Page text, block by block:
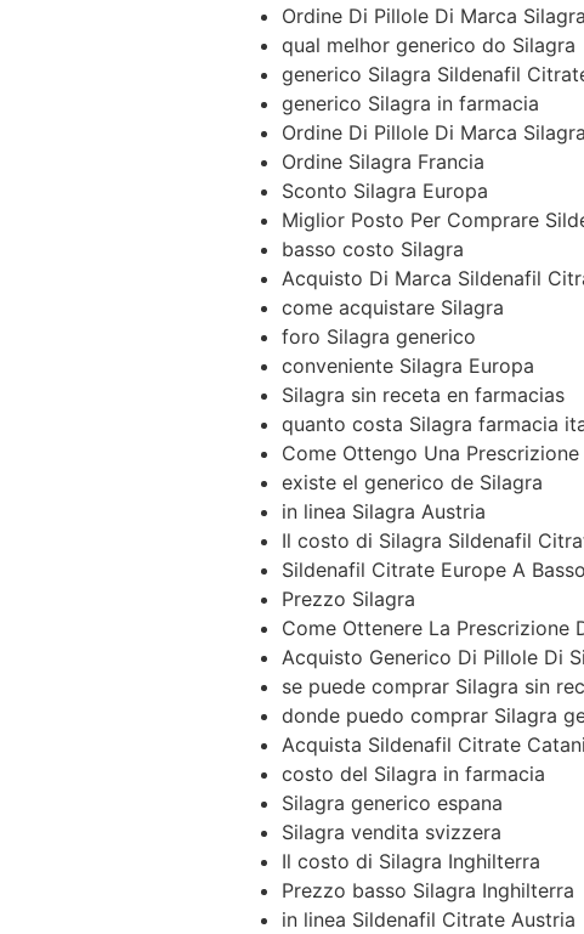
Ordine Di Pillole Di Marca Silagra
qual melhor generico do Silagra
generico Silagra Sildenafil
generico Silagra in farmacia
Ordine Di Pillole Di Marca Silagra
Ordine Silagra Francia
Sconto Silagra Europa
Miglior Posto Per Comprare
basso costo Silagra
Acquisto Di Marca Sildenafil
come acquistare Silagra
foro Silagra generico
conveniente Silagra Europa
Silagra sin receta en farmacias
quanto costa Silagra farmacia
Come Ottengo Una
existe el generico de Silagra
in linea Silagra Austria
Il costo di Silagra Sildenafil
Sildenafil Citrate Europe A
Prezzo Silagra
Come Ottenere La Prescrizione
Acquisto Generico Di Pillole Di
se puede comprar Silagra sin
donde puedo comprar Silagra
Acquista Sildenafil Citrate
costo del Silagra in farmacia
Silagra generico espana
Silagra vendita svizzera
Il costo di Silagra Inghilterra
Prezzo basso Silagra Inghilterra
in linea Sildenafil Citrate Austria